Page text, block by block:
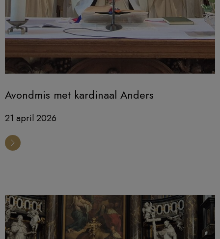
Avondmis met kardinaal Anders
21 april 2026